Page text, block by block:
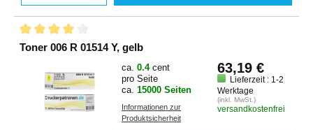
Xerox Workcentre 7530
Toner 006 R 01514 Y, gelb
ca. 0.4 cent
pro Seite
ca. 15000 Seiten
Informationen zur
Produktsicherheit
63,19 €
Lieferzeit : 1-2
Werktage
(inkl. MwSt.)
versandkostenfrei